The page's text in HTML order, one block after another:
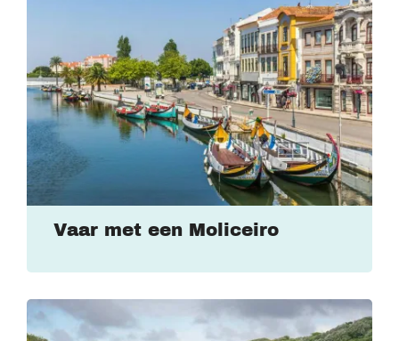
Vaar met een Moliceiro